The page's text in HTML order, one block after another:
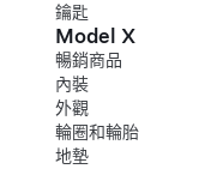
鑰匙
Model X
暢銷商品
內裝
外觀
輪圈和輪胎
地墊